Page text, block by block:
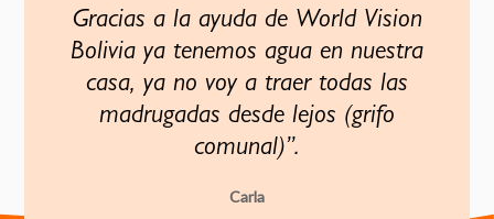
Gracias a la ayuda de World Vision
Bolivia ya tenemos agua en nuestra
casa, ya no voy a traer todas las
madrugadas desde lejos (grifo
comunal)”.
Carla